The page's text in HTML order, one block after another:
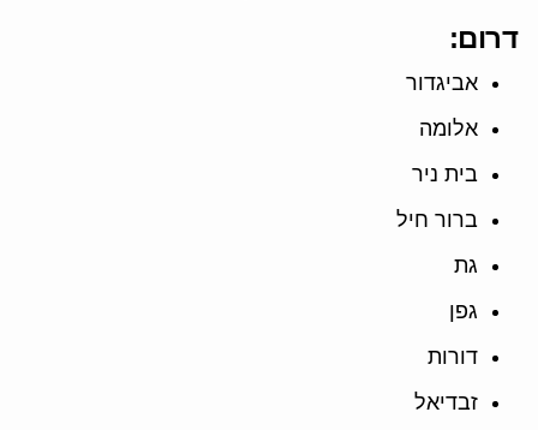
דרום:
אביגדור
אלומה
בית ניר
ברור חיל
גת
גפן
דורות
זבדיאל